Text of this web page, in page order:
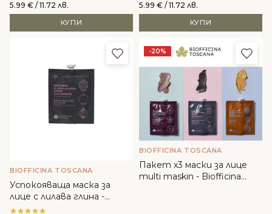
5.99 € / 11.72 лв.
КУПИ
5.99 € / 11.72 лв.
КУПИ
Добави в любими
BIOFFICINA TOSCANA
Успокояваща маска за
лице с лилава глина -
Biofficina Toscаna - 30ml
-20%
BIOFFICINA TOSCANA
Пакет х3 маски за лице
multi maskin - Biofficina